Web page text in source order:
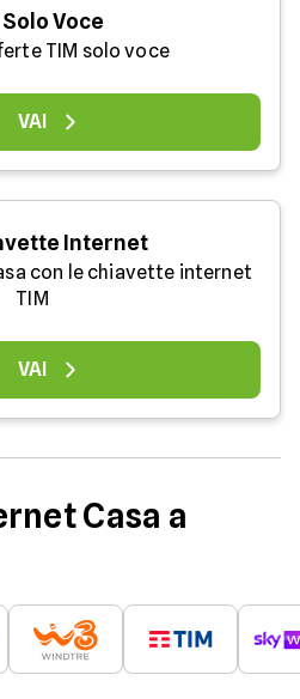
Solo Voce
TIM solo voce
VAI
Internet
con le chiavette internet
TIM
VAI
Casa a